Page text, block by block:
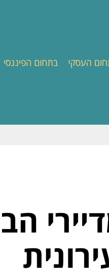
העסקי בתחום הפיננסי